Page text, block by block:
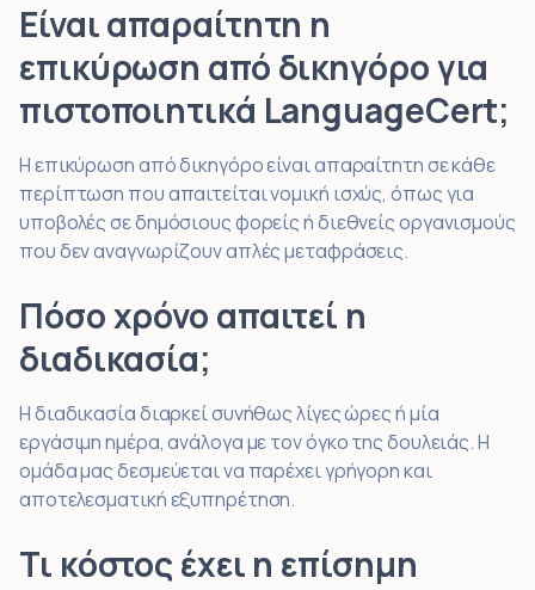
Είναι απαραίτητη η
επικύρωση από δικηγόρο για
πιστοποιητικά LanguageCert;
Η επικύρωση από δικηγόρο είναι απαραίτητη σε κάθε
περίπτωση που απαιτείται νομική ισχύς, όπως για
υποβολές σε δημόσιους φορείς ή διεθνείς οργανισμούς
που δεν αναγνωρίζουν απλές μεταφράσεις.
Πόσο χρόνο απαιτεί η
διαδικασία;
Η διαδικασία διαρκεί συνήθως λίγες ώρες ή μία
εργάσιμη ημέρα, ανάλογα με τον όγκο της δουλειάς. Η
ομάδα μας δεσμεύεται να παρέχει γρήγορη και
αποτελεσματική εξυπηρέτηση.
Τι κόστος έχει η επίσημη